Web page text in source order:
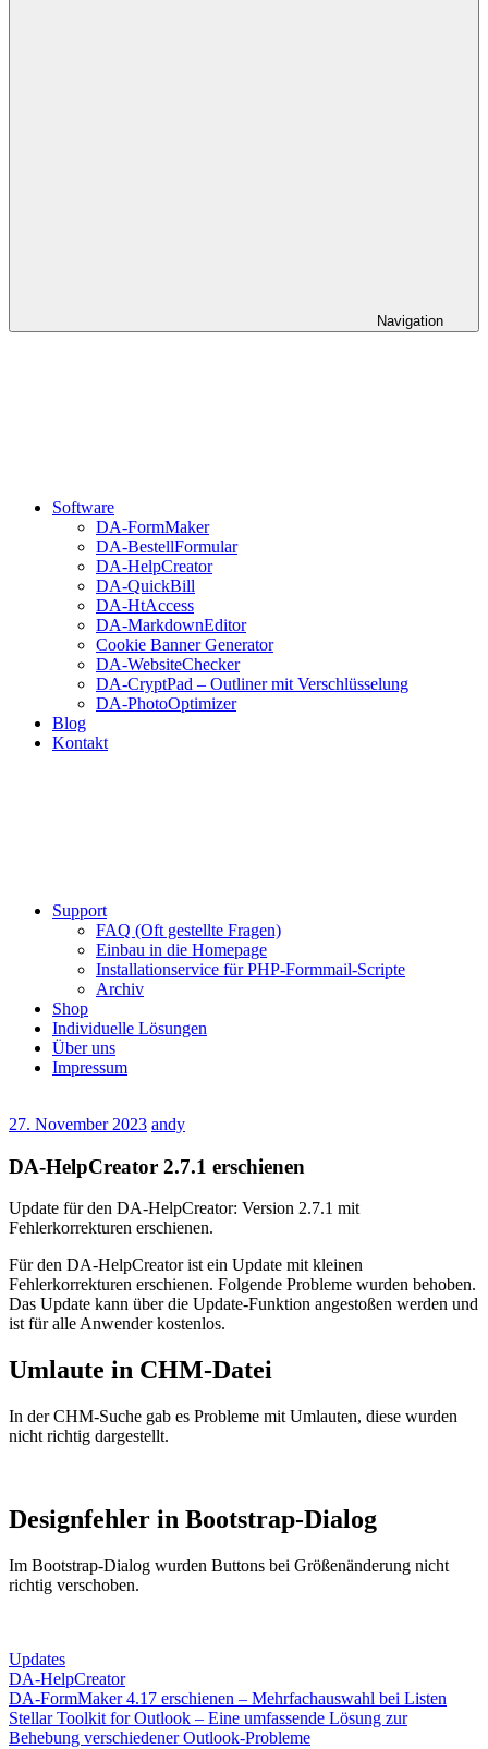
Navigation
Software
DA-FormMaker
DA-BestellFormular
DA-HelpCreator
DA-QuickBill
DA-HtAccess
DA-MarkdownEditor
Cookie Banner Generator
DA-WebsiteChecker
DA-CryptPad – Outliner mit Verschlüsselung
DA-PhotoOptimizer
Blog
Kontakt
Support
FAQ (Oft gestellte Fragen)
Einbau in die Homepage
Installationservice für PHP-Formmail-Scripte
Archiv
Shop
Individuelle Lösungen
Über uns
Impressum
27. November 2023 andy
DA-HelpCreator 2.7.1 erschienen
Update für den DA-HelpCreator: Version 2.7.1 mit
Fehlerkorrekturen erschienen.
Für den DA-HelpCreator ist ein Update mit kleinen
Fehlerkorrekturen erschienen. Folgende Probleme wurden behoben.
Das Update kann über die Update-Funktion angestoßen werden und
ist für alle Anwender kostenlos.
Umlaute in CHM-Datei
In der CHM-Suche gab es Probleme mit Umlauten, diese wurden
nicht richtig dargestellt.
Designfehler in Bootstrap-Dialog
Im Bootstrap-Dialog wurden Buttons bei Größenänderung nicht
richtig verschoben.
Updates
DA-HelpCreator
Beitragsnavigation
Vorheriger
Beitrag:
DA-FormMaker 4.17 erschienen – Mehrfachauswahl bei Listen
Nächster
Beitrag:
Stellar Toolkit for Outlook – Eine umfassende Lösung zur
Behebung verschiedener Outlook-Probleme